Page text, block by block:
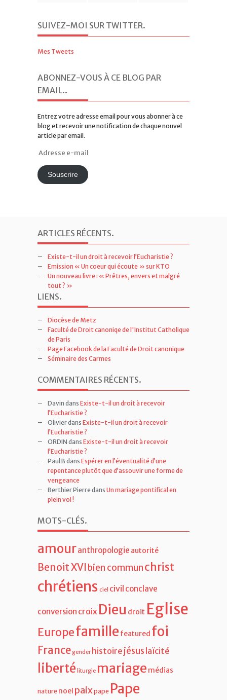
SUIVEZ-MOI SUR TWITTER.
Mes Tweets
ABONNEZ-VOUS À CE BLOG PAR
EMAIL..
Entrez votre adresse email pour vous abonner à ce
blog et recevoir une notification de chaque nouvel
article par email.
Adresse
mailSouscrire
ARTICLES RÉCENTS.
Existe-t-il un droit à recevoir l’Eucharistie ?
Emission « Un coeur qui écoute » sur KTO
Un nouveau livre : « Prêtres, envers et malgré
tout ? »
LIENS.
Diocèse de Metz
Faculté de Droit canoniqe de l'Institut Catholique
de Paris
Page Facebook de la Faculté de Droit canonique
Séminaire des Carmes
COMMENTAIRES RÉCENTS.
Davin dans Existe-t-il un droit à recevoir
l’Eucharistie ?
Olivierdans Existe-t-il un droit à recevoir
l’Eucharistie ?
ORDIN dans Existe-t-il un droit à recevoir
l’Eucharistie ?
Paul B dans Espérer en l’éventualité d’une
repentance plutôt que d’assouvir une forme de
vengeance
Berthier Pierredans Un mariage pontifical en
plein vol !
MOTS-CLÉS.
amouranthropologie autorité
Benoit XVIbien communchrist
chrétiens ciel civil conclave
conversion croix Dieu droit Eglise
Europefamille featured foi
Francegender histoire jésus laïcité
liberté liturgie mariage médias
nature noel paixpape Pape